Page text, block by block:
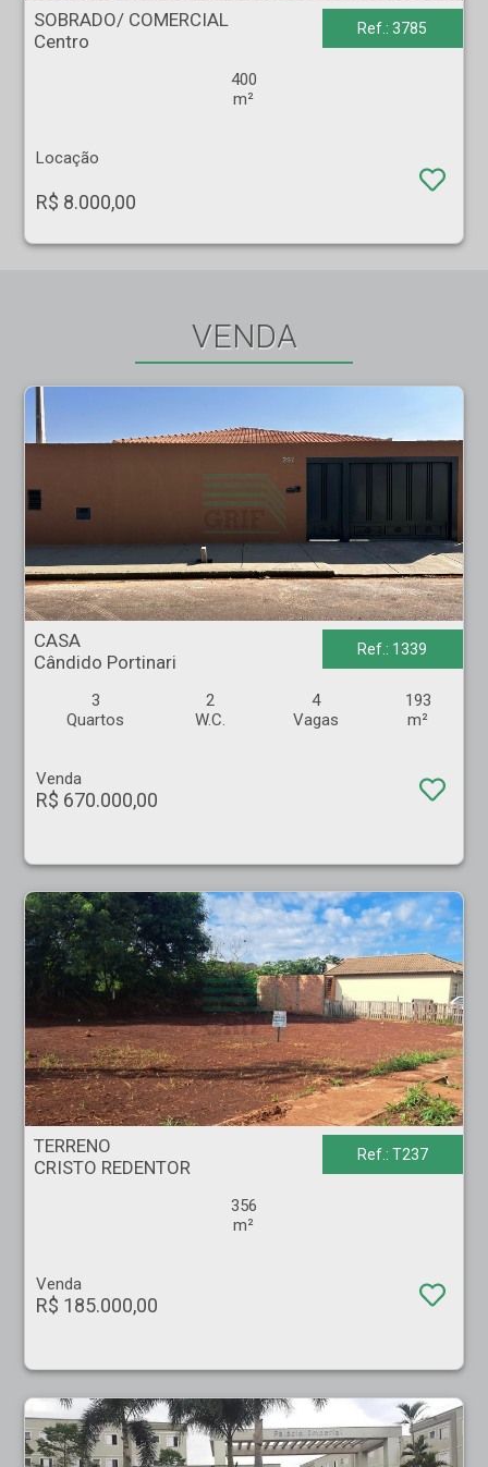
SOBRADO/ COMERCIAL
Centro
Ref.: 3785
400
m²
Locação
R$ 8.000,00
VENDA
CASA - Cândido Portinari - Ribeirão Preto
CASA
Cândido Portinari
Ref.: 1339
3
Quartos
2
W.C.
4
Vagas
193
m²
Venda
R$ 670.000,00
TERRENO - CRISTO REDENTOR - Ribeirão Preto
TERRENO
CRISTO REDENTOR
Ref.: T237
356
m²
Venda
R$ 185.000,00